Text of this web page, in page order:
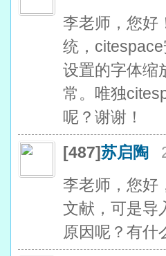
李老师，您好
统，
设置的字体缩
常。唯独
呢？谢谢！
[487]苏启陶
李老师，您好
文献，可是导
原因呢？有什